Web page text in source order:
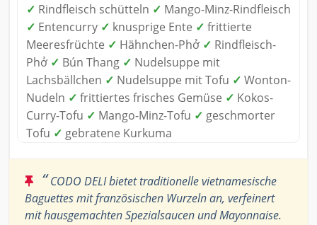
✓ Rindfleisch schütteln ✓ Mango-Minz-Rindfleisch
✓ Entencurry ✓ knusprige Ente ✓ frittierte
Meeresfrüchte ✓ Hähnchen-Phở ✓ Rindfleisch-
Phở ✓ Bún Thang ✓ Nudelsuppe mit
Lachsbällchen ✓ Nudelsuppe mit Tofu ✓ Wonton-
Nudeln ✓ frittiertes frisches Gemüse ✓ Kokos-
Curry-Tofu ✓ Mango-Minz-Tofu ✓ geschmorter
Tofu ✓ gebratene Kurkuma
“CODO DELI bietet traditionelle vietnamesische
Baguettes mit französischen Wurzeln an, verfeinert
mit hausgemachten Spezialsaucen und Mayonnaise.